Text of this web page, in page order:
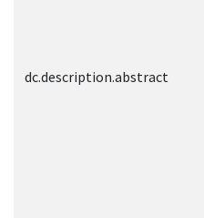
dc.description.abstract